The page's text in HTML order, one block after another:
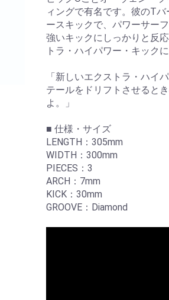
ィングで有名です。彼のT
ースキックで、パワーサー
強いキックにしっかりと反
トラ・ハイパワー・キック
「新しいエクストラ・ハイ
テールをドリフトさせると
よ。」
■ 仕様・サイズ
LENGTH：305mm
WIDTH：300mm
PIECES：3
ARCH：7mm
KICK：30mm
GROOVE：Diamond